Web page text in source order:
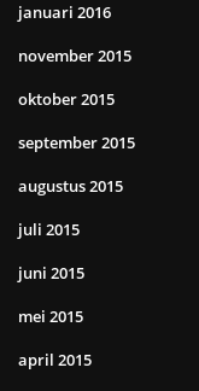
januari 2016
november 2015
oktober 2015
september 2015
augustus 2015
juli 2015
juni 2015
mei 2015
april 2015